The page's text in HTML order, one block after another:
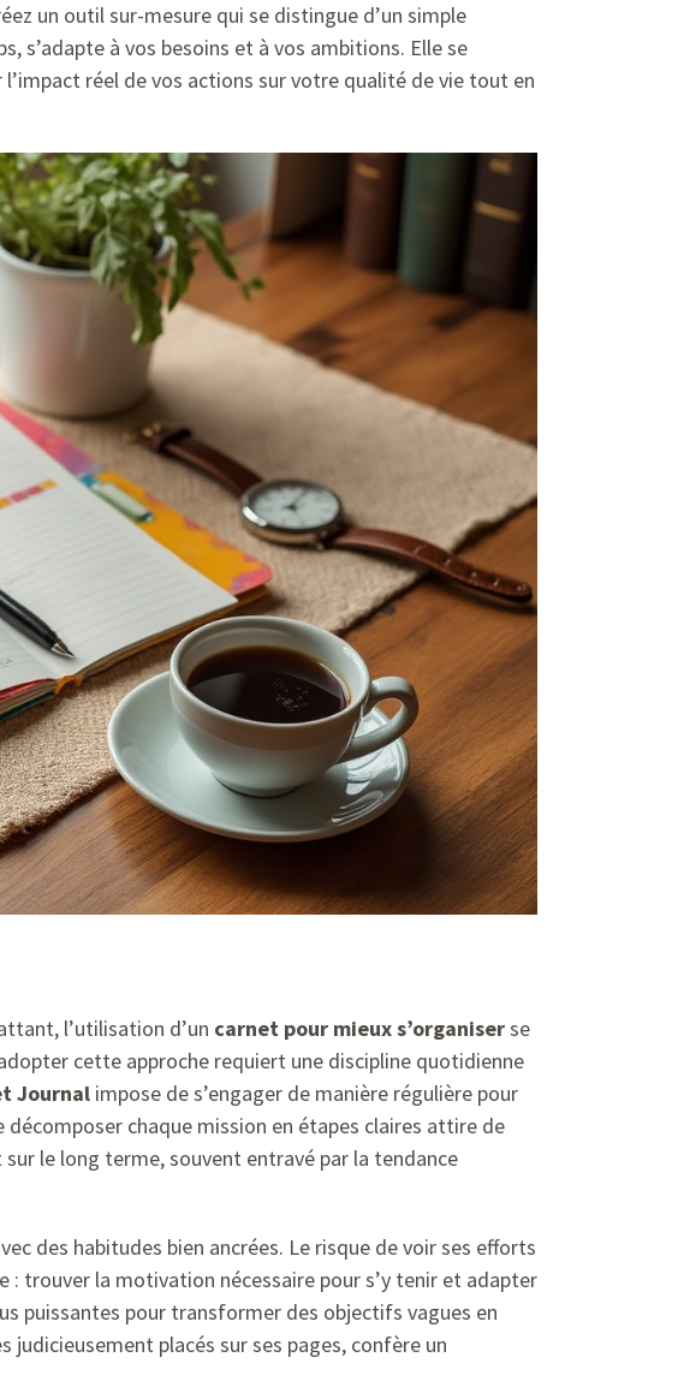
un outil sur-mesure qui se distingue d’un simple
s’adapte à vos besoins et à vos ambitions. Elle se
réel de vos actions sur votre qualité de vie tout en
l’utilisation d’un carnet pour mieux s’organiserse
cette approche requiert une discipline quotidienne
Journal impose de s’engager de manière régulière pour
chaque mission en étapes claires attire de
le long terme, souvent entravé par la tendance
des habitudes bien ancrées. Le risque de voir ses efforts
trouver la motivation nécessaire pour s’y tenir et adapter
puissantes pour transformer des objectifs vagues en
judicieusement placés sur ses pages, confère un